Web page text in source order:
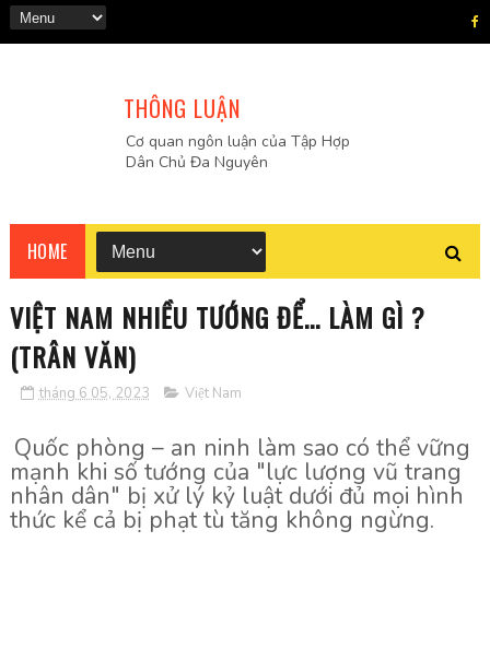
THÔNG LUẬN
Cơ quan ngôn luận của Tập Hợp
Dân Chủ Đa Nguyên
HOME
VIỆT NAM NHIỀU TƯỚNG ĐỂ... LÀM GÌ ?
(TRÂN VĂN)
tháng 6 05, 2023 Việt Nam
Quốc phòng –an ninh làm sao có thểvững
mạnh khi số tướng của "lực lượng vũ trang
nhân dân" bị xửlýkỷluật dưới đủ mọi hình
thức kểcả bị phạt tù tăng không ngừng.